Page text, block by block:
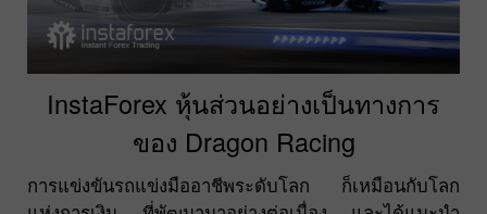
InstaForex หุ้นส่วนอย่างเป็นทางการ
ของ Dragon Racing
การแข่งขันรถแข่งมืออาชีพระดับโลก ก็เหมือนกับโลก